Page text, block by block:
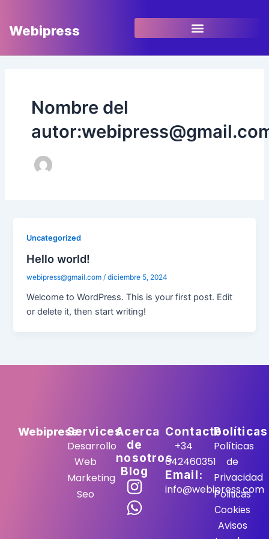
contenido
Webipress
Nombre del
Uncategorized
Hello world!
webipress@gmail.com/diciembre 5, 2024
Welcome to WordPress. This is your first post. Edit
or delete it, then start writing!
WebipressServices
Desarrollo
Web
Marketing
Seo
Acerca
de
nosotros
Blog
I
n
s
W
h
a
Contacto
+34
642460351
Email:
info@webipress.com
Políticas
Políticas
de
Privacidad
Politicas
Cookies
Avisos